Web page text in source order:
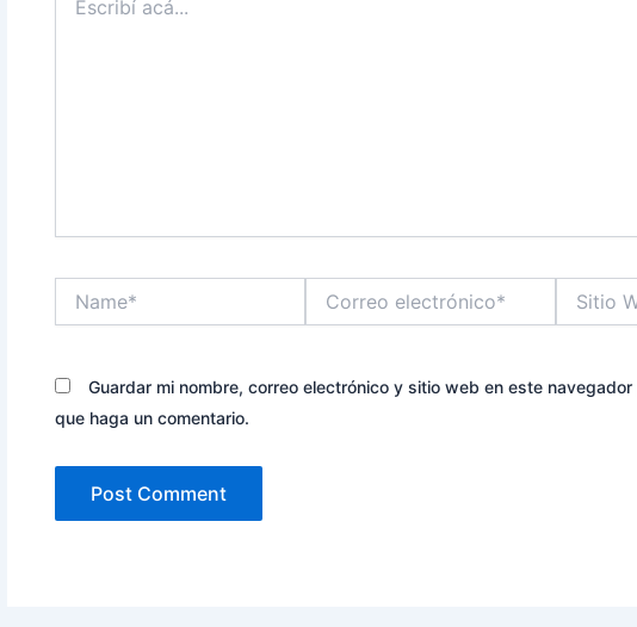
acá...
electrónico*
Web
Guardar mi nombre, correo electrónico y sitio web en este
que haga un comentario.